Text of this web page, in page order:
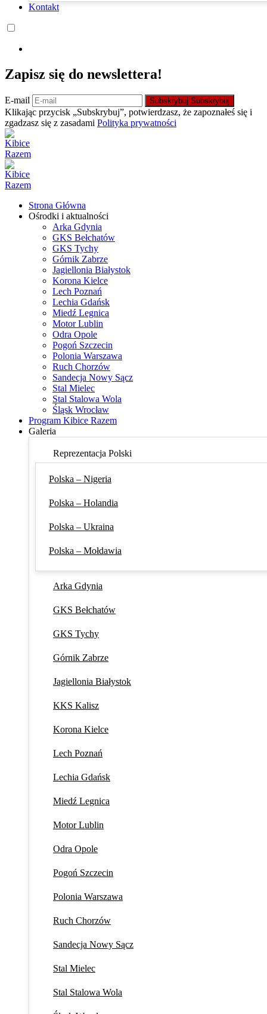
Kontakt
Zapisz się do newslettera!
E-mail Subskrybuj Subskrybuj
Klikając przycisk „Subskrybuj”, potwierdzasz, że zapoznałeś się i
zgadzasz się z zasadami Polityka prywatności
Strona Główna
Ośrodki i aktualności
Arka Gdynia
GKS Bełchatów
GKS Tychy
Górnik Zabrze
Jagiellonia Białystok
Korona Kielce
Lech Poznań
Lechia Gdańsk
Miedź Legnica
Motor Lublin
Odra Opole
Pogoń Szczecin
Polonia Warszawa
Ruch Chorzów
Sandecja Nowy Sącz
Stal Mielec
Stal Stalowa Wola
Śląsk Wrocław
Program Kibice Razem
Galeria
Reprezentacja Polski
Polska – Nigeria
Polska – Holandia
Polska – Ukraina
Polska – Mołdawia
Arka Gdynia
GKS Bełchatów
GKS Tychy
Górnik Zabrze
Jagiellonia Białystok
KKS Kalisz
Korona Kielce
Lech Poznań
Lechia Gdańsk
Miedź Legnica
Motor Lublin
Odra Opole
Pogoń Szczecin
Polonia Warszawa
Ruch Chorzów
Sandecja Nowy Sącz
Stal Mielec
Stal Stalowa Wola